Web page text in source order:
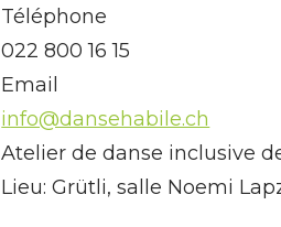
Téléphone
022 800 16 15
Email
info@dansehabile.ch
Atelier de danse inclusive
Lieu: Grütli, salle Noemi